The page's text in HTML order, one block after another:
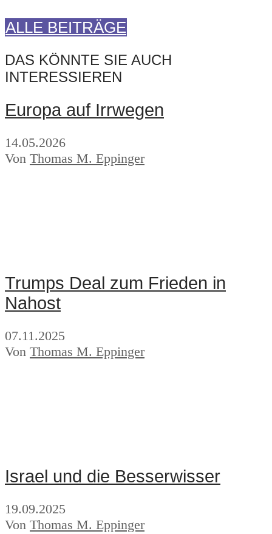
ALLE BEITRÄGE
DAS KÖNNTE SIE AUCH
INTERESSIEREN
Europa auf Irrwegen
14.05.2026
Von Thomas M. Eppinger
Trumps Deal zum Frieden in
Nahost
07.11.2025
Von Thomas M. Eppinger
Israel und die Besserwisser
19.09.2025
Von Thomas M. Eppinger